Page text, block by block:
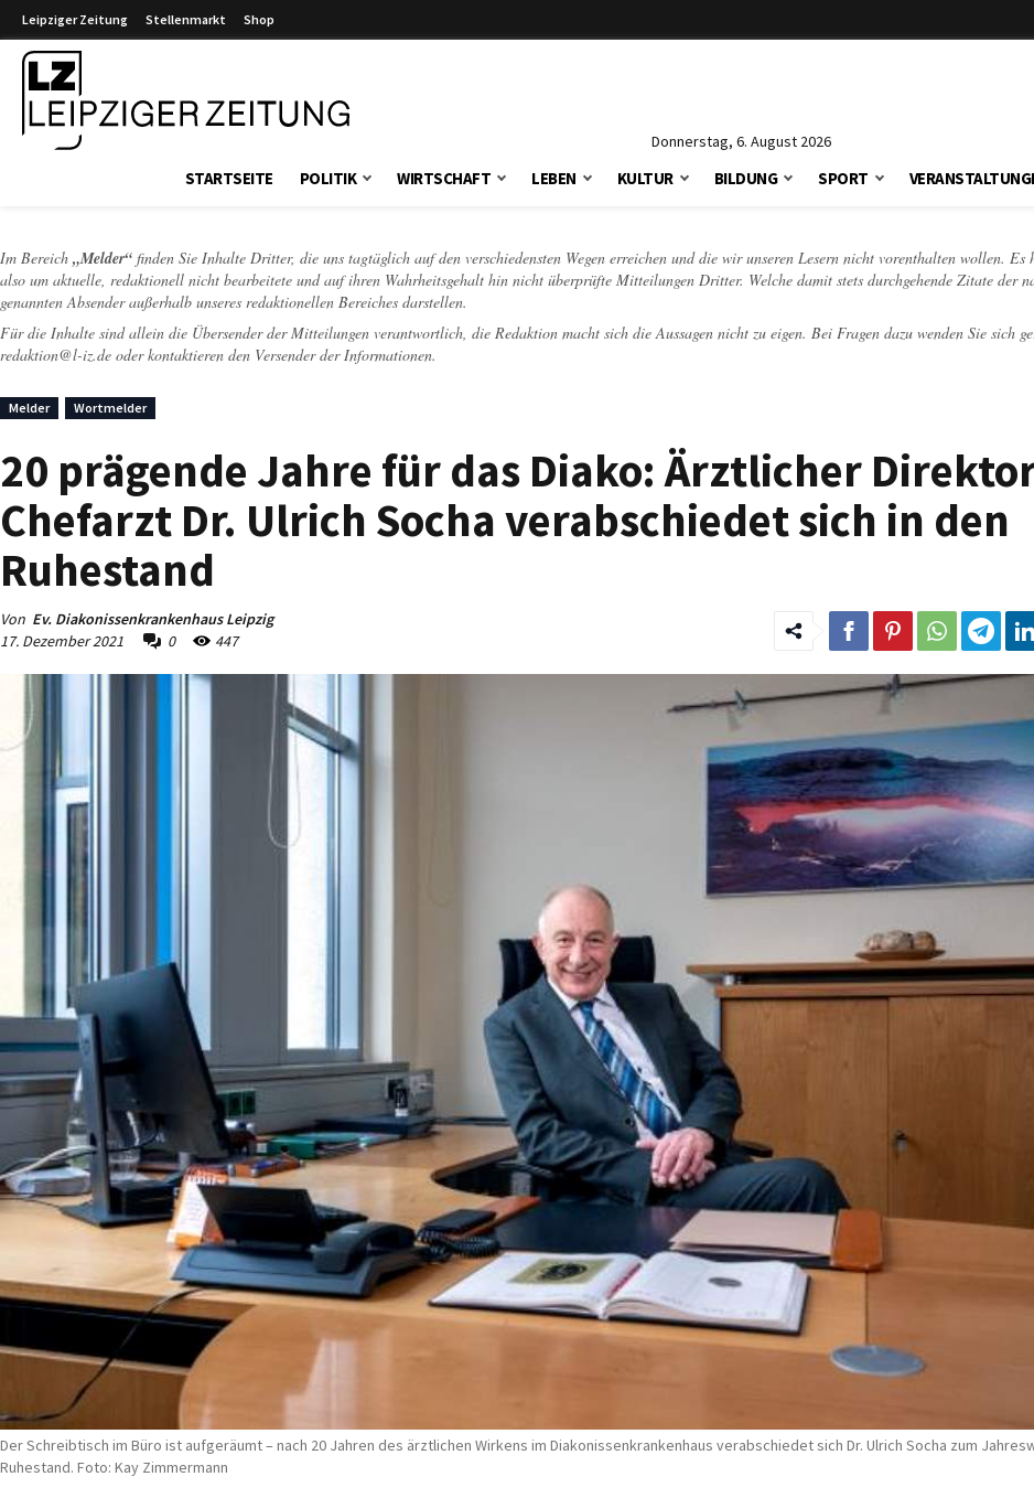
Leipziger Zeitung Stellenmarkt Shop
Donnerstag, 6. August 2026
STARTSEITE POLITIK WIRTSCHAFT LEBEN KULTUR BILDUNG SPORT
Im Bereich „Melder“ finden Sie Inhalte Dritter, die uns tagtäglich auf den verschiedensten Wegen erreichen und die wir unseren Lesern nicht vorenthalten wollen. Es
also um aktuelle, redaktionell nicht bearbeitete und auf ihren Wahrheitsgehalt hin nicht überprüfte Mitteilungen Dritter. Welche damit stets durchgehende Zitate der
genannten Absender außerhalb unseres redaktionellen Bereiches darstellen.
Für die Inhalte sind allein die Übersender der Mitteilungen verantwortlich, die Redaktion macht sich die Aussagen nicht zu eigen. Bei Fragen dazu wenden Sie sich
redaktion@l-iz.de oder kontaktieren den Versender der Informationen.
Melder Wortmelder
20 prägende Jahre für das Diako: Ärztlicher
Chefarzt Dr. Ulrich Socha verabschiedet sich in den
Ruhestand
Von Ev. Diakonissenkrankenhaus Leipzig
17. Dezember 2021
0 447
Der Schreibtisch im Büro ist aufgeräumt – nach 20 Jahren des ärztlichen Wirkens im Diakonissenkrankenhaus verabschiedet sich Dr. Ulrich Socha zum
Ruhestand. Foto: Kay Zimmermann